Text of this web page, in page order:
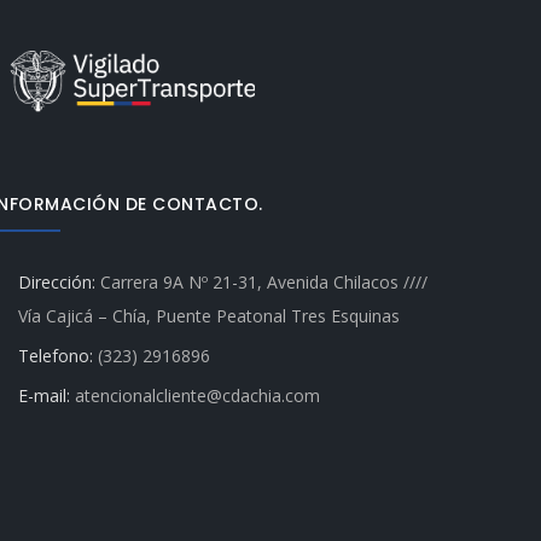
DE CONTACTO.
Dirección: Carrera 9A Nº 21-31, Avenida Chilacos ////
Vía Cajicá – Chía, Puente Peatonal Tres Esquinas
Telefono: (323) 2916896
E-mail: atencionalcliente@cdachia.com